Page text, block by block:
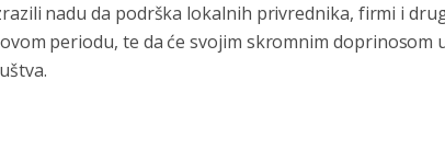
nadu da podrška lokalnih privrednika, firmi i
periodu, te da će svojim skromnim doprinosom